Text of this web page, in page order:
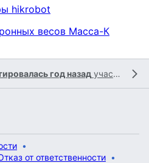
hikrobot
весов Масса-К
год назад участником
от ответственности